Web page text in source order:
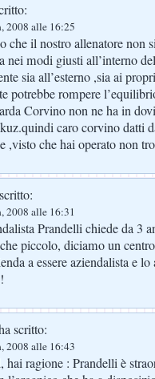
2008 alle 16:25
che il nostro allenatore non
nei modi giusti all’interno
sia all’esterno ,sia ai
potrebbe rompere
Corvino non ne ha in
caro corvino datti
,visto che hai operato non
2008 alle 16:31
Prandelli chiede da 3
piccolo, diciamo un
a essere aziendalista e
scritto:
2008 alle 16:43
hai ragione : Prandelli è